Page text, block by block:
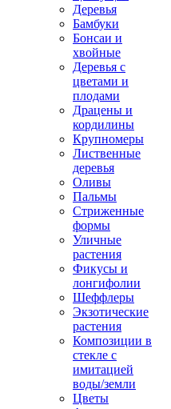
Деревья
Бамбуки
Бонсаи и
хвойные
Деревья с
цветами и
плодами
Драцены и
кордилины
Крупномеры
Лиственные
деревья
Оливы
Пальмы
Стриженные
формы
Уличные
растения
Фикусы и
лонгифолии
Шеффлеры
Экзотические
растения
Композиции в
стекле с
имитацией
воды/земли
Цветы